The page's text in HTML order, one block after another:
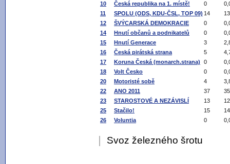
10
Česká republika na 1. místě! 0
11
SPOLU (ODS, KDU-ČSL, TOP 09) 14
12
ŠVÝCARSKÁ DEMOKRACIE 0
14
Hnutí občanů a podnikatelů 0
15
Hnutí Generace 3
16
Česká pirátská strana 5
17
Koruna Česká (monarch.strana) 0
18
Volt Česko 0
20
Motoristé sobě 4
22
ANO 2011 37
23
STAROSTOVÉ A NEZÁVISLÍ 13
25
Stačilo! 15
26
Voluntia 0
Svoz železného šrotu